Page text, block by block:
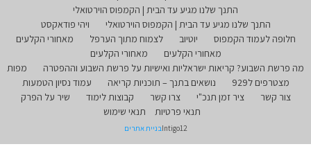
התנך שלנו מגיע עד הבית | הקמפוס הוירטואלי
התנך שלנו מגיע עד הבית | הקמפוס הוירטואלי
ויהי פודאקסט
חלופה לעמוד הקמפוס
יוטיוב לצמוח מתוך הערפל
מאחורי הקלעים
מאחורי הקלעים
מאחורי הקלעים
מה פרשת השבוע? קריאות ישראליות ואישיות על פרשת השבוע וההפטרה
מפות
מצטרפים ל929
נושאים בתנך – תוכניות קריאה
עמוד נסיון הטמעות
צור קשר
ציר זמן תנכ"י צרו קשר קבוצות לימוד
שיר על הפרק
תנאי פרטיות
תנאי שימוש
Intigo12בניית אתרים